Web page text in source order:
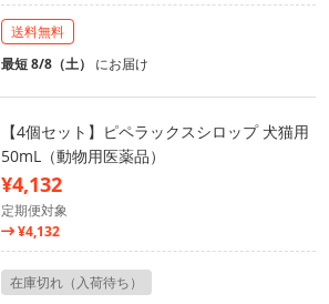
送料無料
最短 8/8（土） にお届け
【4個セット】ピペラックスシロップ 犬猫用
50mL（動物用医薬品）
¥4,132
定期便対象
¥4,132
在庫切れ（入荷待ち）